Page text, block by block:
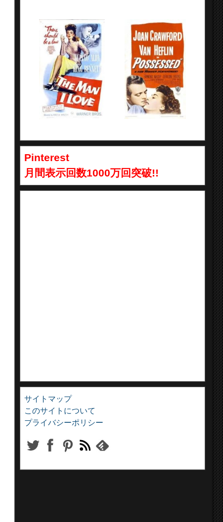
Pinterest
月間表示回数1000万回突破!!
サイトマップ
このサイトについて
プライバシーポリシー